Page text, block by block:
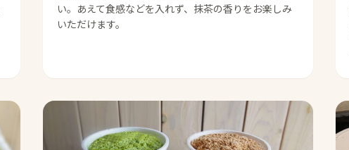
い。あえて食感などを入れず、抹茶の香りをお楽しみ
いただけます。